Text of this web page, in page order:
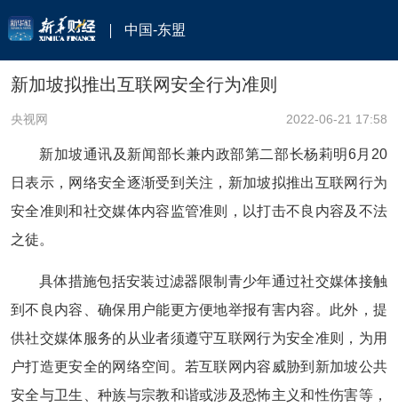
中国-东盟
新加坡拟推出互联网安全行为准则
央视网 2022-06-21 17:58
新加坡通讯及新闻部长兼内政部第二部长杨莉明6月20
日表示，网络安全逐渐受到关注，新加坡拟推出互联网行为
安全准则和社交媒体内容监管准则，以打击不良内容及不法
之徒。
具体措施包括安装过滤器限制青少年通过社交媒体接触
到不良内容、确保用户能更方便地举报有害内容。此外，提
供社交媒体服务的从业者须遵守互联网行为安全准则，为用
户打造更安全的网络空间。若互联网内容威胁到新加坡公共
安全与卫生、种族与宗教和谐或涉及恐怖主义和性伤害等，